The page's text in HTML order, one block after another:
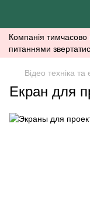
Компанія
питаннями
Відео техніка та
Екран для